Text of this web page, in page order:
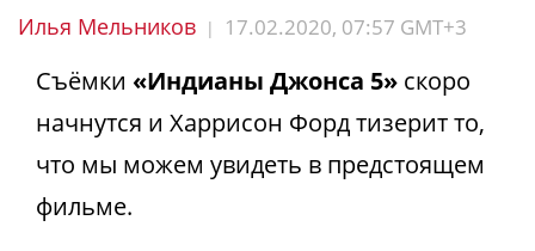
Илья Мельников | 17.02.2020, 07:57 GMT+3
Съёмки «Индианы Джонса 5» скоро
начнутся и Харрисон Форд тизерит то,
что мы можем увидеть в предстоящем
фильме.